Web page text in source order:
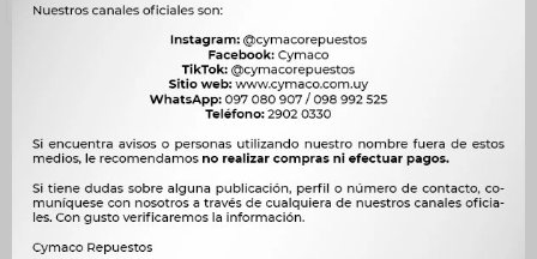
Compatibilidad:CHEVROLET